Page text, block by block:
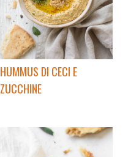
HUMMUS DI CECI E
ZUCCHINE